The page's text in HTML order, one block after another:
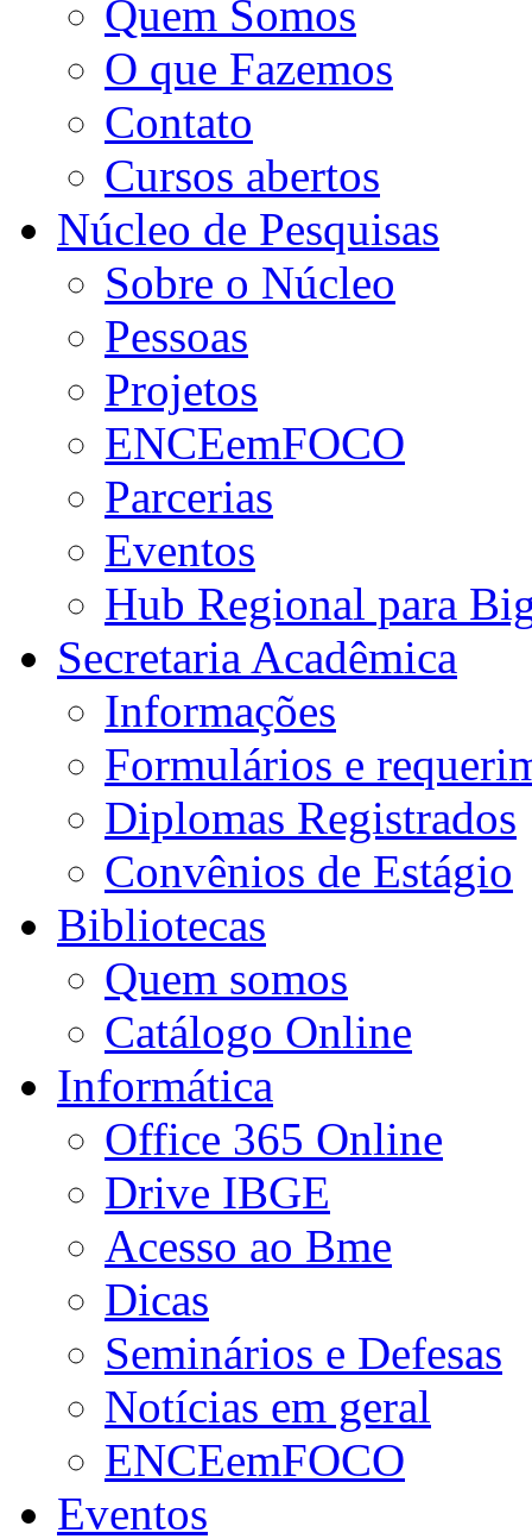
Quem Somos
O que Fazemos
Contato
Cursos abertos
Núcleo de Pesquisas
Sobre o Núcleo
Pessoas
Projetos
ENCEemFOCO
Parcerias
Eventos
Hub Regional para
Secretaria Acadêmica
Informações
Formulários e
Diplomas Registrados
Convênios de Estágio
Bibliotecas
Quem somos
Catálogo Online
Informática
Office 365 Online
Drive IBGE
Acesso ao Bme
Dicas
Seminários e Defesas
Notícias em geral
ENCEemFOCO
Eventos